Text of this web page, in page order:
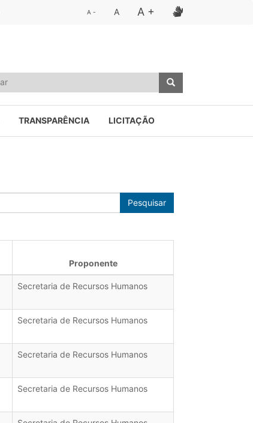
A - A A +
TRANSPARÊNCIA LICITAÇÃO
Pesquisar
Proponente
Secretaria de Recursos Humanos
Secretaria de Recursos Humanos
Secretaria de Recursos Humanos
Secretaria de Recursos Humanos